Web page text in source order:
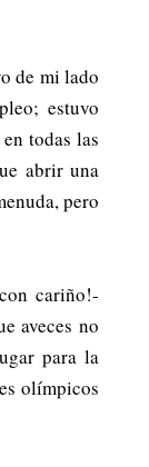
de mi lado
estuvo
todas las
abrir una
pero
cariño!-
aveces no
para la
olímpicos